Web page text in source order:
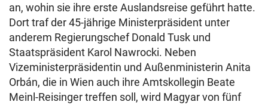
an, wohin sie ihre erste Auslandsreise geführt hatte.
Dort traf der 45-jährige Ministerpräsident unter
anderem Regierungschef Donald Tusk und
Staatspräsident Karol Nawrocki. Neben
Vizeministerpräsidentin und Außenministerin Anita
Orbán, die in Wien auch ihre Amtskollegin Beate
Meinl-Reisinger treffen soll, wird Magyar von fünf